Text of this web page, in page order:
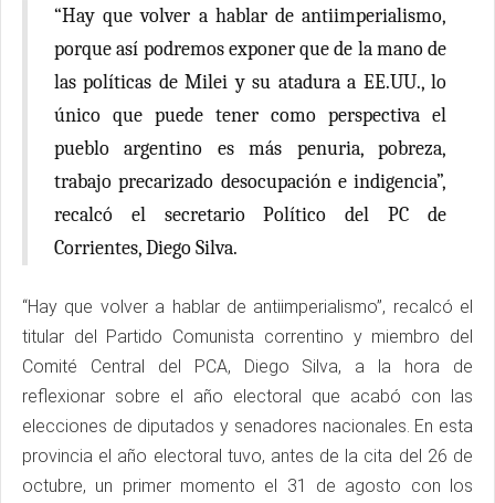
“Hay que volver a hablar de antiimperialismo,
porque así podremos exponer que de la mano de
las políticas de Milei y su atadura a EE.UU., lo
único que puede tener como perspectiva el
pueblo argentino es más penuria, pobreza,
trabajo precarizado desocupación e indigencia”,
recalcó el secretario Político del PC de
Corrientes, Diego Silva.
“Hay que volver a hablar de antiimperialismo”, recalcó el
titular del Partido Comunista correntino y miembro del
Comité Central del PCA, Diego Silva, a la hora de
reflexionar sobre el año electoral que acabó con las
elecciones de diputados y senadores nacionales. En esta
provincia el año electoral tuvo, antes de la cita del 26 de
octubre, un primer momento el 31 de agosto con los